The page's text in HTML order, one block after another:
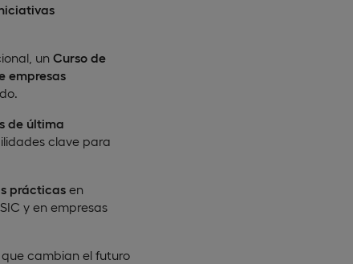
un Curso de
empresas
de última
clave para
prácticas en
y en empresas
cambian el futuro